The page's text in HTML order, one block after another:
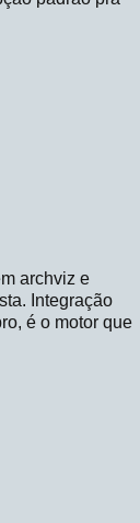
archviz e
Integração
é o motor que